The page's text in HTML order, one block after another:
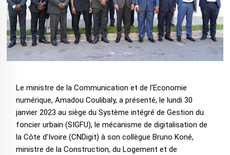
Le ministre de la Communication et de l'Economie
numérique, Amadou Coulibaly, a présenté, le lundi 30
janvier 2023 au siège du Système intégré de Gestion du
foncier urbain (SIGFU), le mécanisme de digitalisation de
la Côte d'Ivoire (CNDigit) à son collègue Bruno Koné,
ministre de la Construction, du Logement et de